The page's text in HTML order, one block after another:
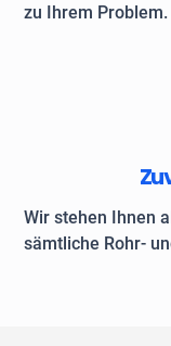
zu Ihrem Problem.
Wir stehen Ihnen
sämtliche Rohr-